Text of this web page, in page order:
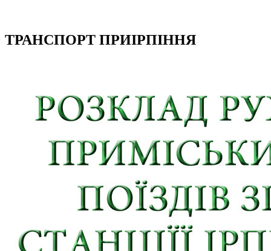
ТРАНСПОРТ ПРИІРПІННЯ